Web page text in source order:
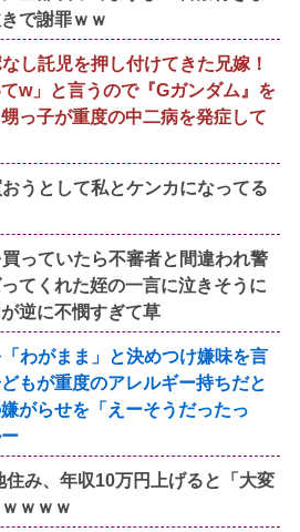
で謝罪ｗｗ
し託児を押し付けてきた兄嫁！
てw」と言うので『Gガンダム』を
っ子が重度の中二病を発症して
うとして私とケンカになってる
っていたら不審者と間違われ警
てくれた姪の一言に泣きそうに
逆に不憫すぎて草
わがまま」と決めつけ嫌味を言
もが重度のアレルギー持ちだと
がらせを「えーそうだったっ
住み、年収10万円上げると「大変
ｗｗｗ